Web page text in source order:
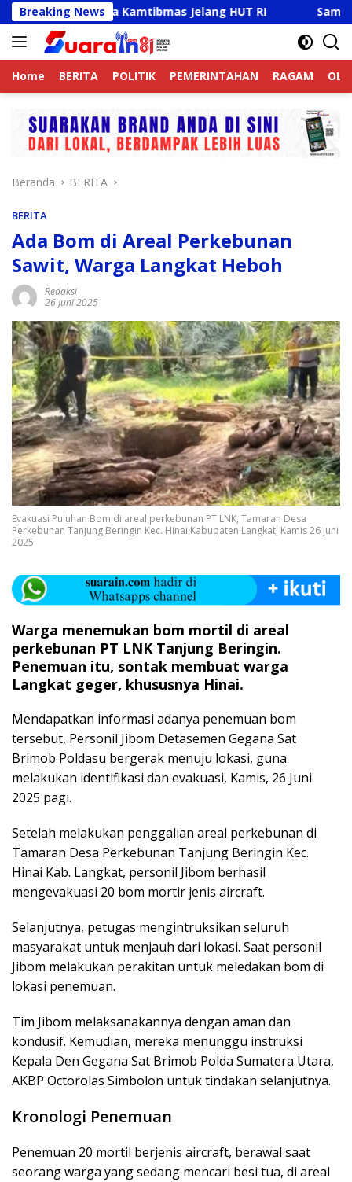
Langsung
ke
konten
Breaking News
Jaga Kamtibmas Jelang HUT RI Sambut HUT RI
Home BERITA POLITIK PEMERINTAHAN RAGAM
Beranda BERITA
BERITA
Ada Bom di Areal Perkebunan
Sawit, Warga Langkat Heboh
Redaksi
26 Juni 2025
Evakuasi Puluhan Bom di areal perkebunan PT LNK, Tamaran Desa
Perkebunan Tanjung Beringin Kec. Hinai Kabupaten Langkat, Kamis 26 Juni
2025
Warga menemukan bom mortil di areal
perkebunan PT LNK Tanjung Beringin.
Penemuan itu, sontak membuat warga
Langkat geger, khususnya Hinai.
Mendapatkan informasi adanya penemuan bom
tersebut, Personil Jibom Detasemen Gegana Sat
Brimob Poldasu bergerak menuju lokasi, guna
melakukan identifikasi dan evakuasi, Kamis, 26 Juni
2025 pagi.
Setelah melakukan penggalian areal perkebunan di
Tamaran Desa Perkebunan Tanjung Beringin Kec.
Hinai Kab. Langkat, personil Jibom berhasil
mengevakuasi 20 bom mortir jenis aircraft.
Selanjutnya, petugas mengintruksikan seluruh
masyarakat untuk menjauh dari lokasi. Saat personil
Jibom melakukan perakitan untuk meledakan bom di
lokasi penemuan.
Tim Jibom melaksanakannya dengan aman dan
kondusif. Kemudian, mereka menunggu instruksi
Kepala Den Gegana Sat Brimob Polda Sumatera Utara,
AKBP Octorolas Simbolon untuk tindakan selanjutnya.
Kronologi Penemuan
Penemuan 20 mortil berjenis aircraft, berawal saat
seorang warga yang sedang mencari besi tua, di areal